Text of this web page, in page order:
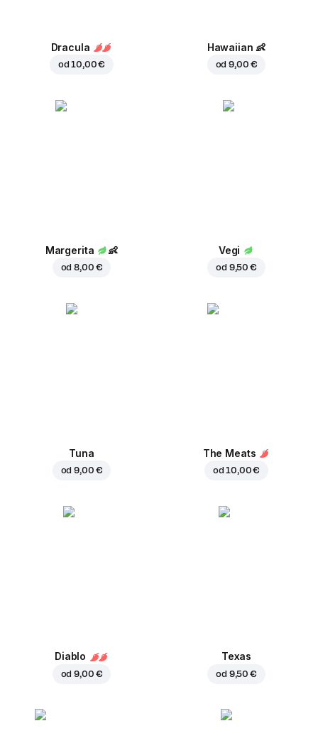
Dracula
od10,00 €
Hawaiian 👶
od9,00 €
Margerita 👶
od8,00 €
Vegi
od 9,50 €
Tuna
od9,00 €
The Meats
od10,00 €
Diablo
od9,00 €
Texas
od 9,50 €